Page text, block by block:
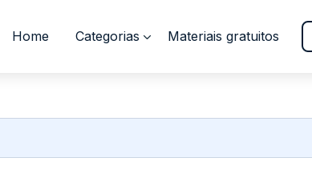
Home Categorias Materiais gratuitos